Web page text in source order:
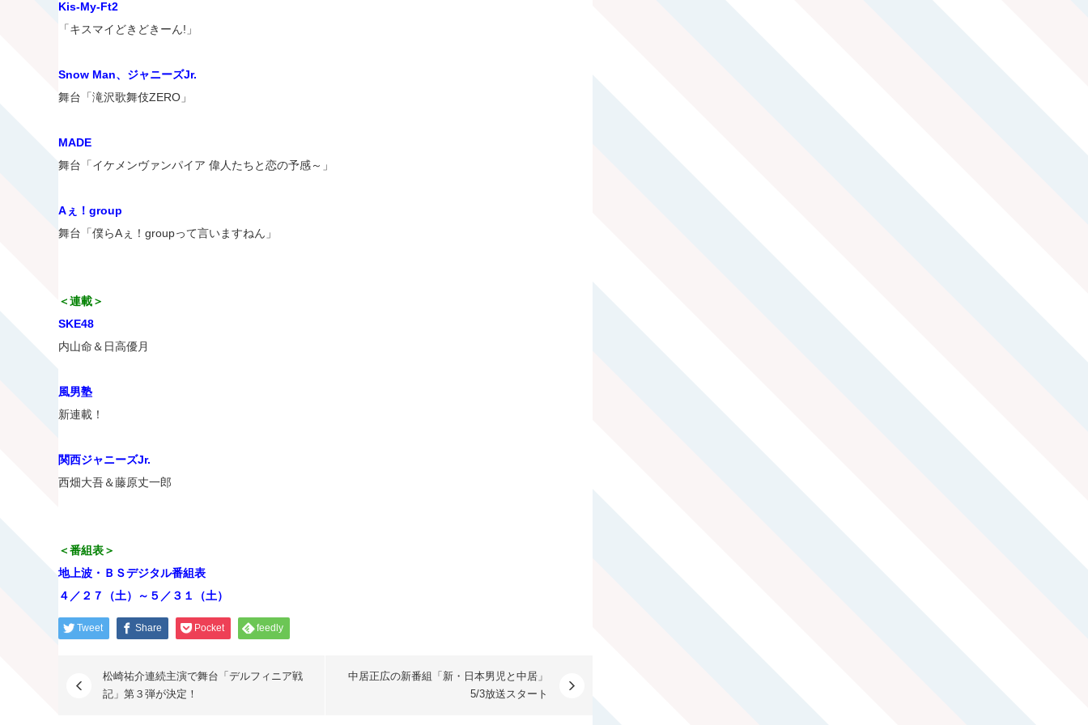
Kis-My-Ft2
「キスマイどきどきーん!」
Snow Man、ジャニーズJr.
舞台「滝沢歌舞伎ZERO」
MADE
舞台「イケメンヴァンパイア 偉人たちと恋の予感～」
Aぇ！group
舞台「僕らAぇ！groupって言いますねん」
＜連載＞
SKE48
内山命＆日高優月
風男塾
新連載！
関西ジャニーズJr.
西畑大吾＆藤原丈一郎
＜番組表＞
地上波・ＢＳデジタル番組表
４／２７（土）～５／３１（土）
Tweet Share Pocket feedly
松崎祐介連続主演で舞台「デルフィニア戦
記」第３弾が決定！
中居正広の新番組「新・日本男児と中居」
5/3放送スタート